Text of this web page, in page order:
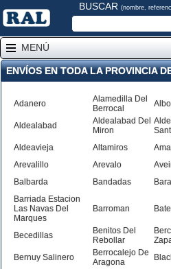
BUSCAR (nombre,
MENÚ
ENVÍOS EN TODA LA PROVINCIA
Adanero
Alamedilla Del
Berrocal
Aldealabad
Aldealabad Del
Miron
Aldeavieja Altamiros
Arevalillo
Arevalo
Balbarda
Bandadas
Barriada Estacion
Las Navas Del
Marques
Barroman
Becedillas
Benitos Del
Rebollar
Bernuy Salinero
Berrocalejo De
Aragona